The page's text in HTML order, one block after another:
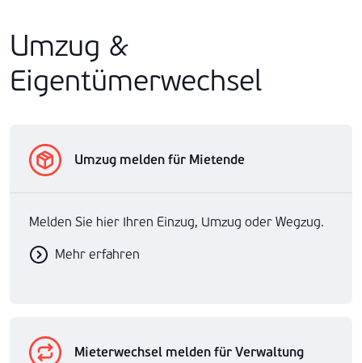
Umzug &
Eigentümerwechsel
Umzug melden für Mietende
Melden Sie hier Ihren Einzug, Umzug oder Wegzug.
Mehr erfahren
Mieterwechsel melden für Verwaltung